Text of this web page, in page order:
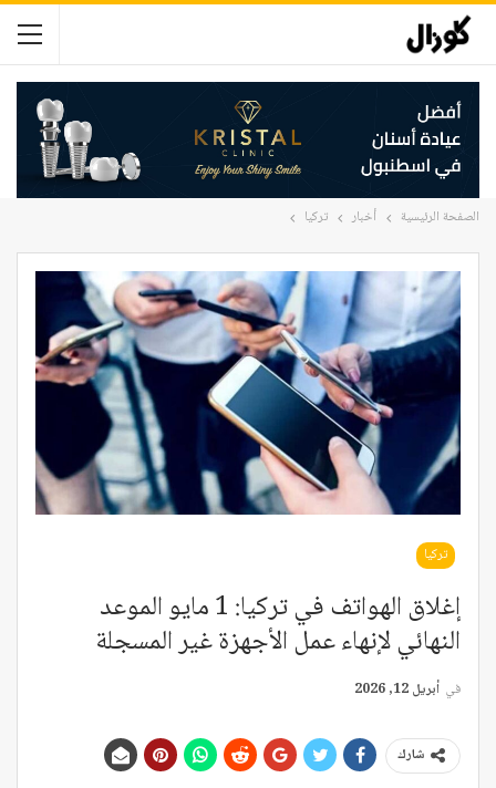
الصفحة الرئيسية أخبار تركيا
تركيا
إغلاق الهواتف في تركيا: 1 مايو الموعد
النهائي لإنهاء عمل الأجهزة غير المسجلة
في أبريل 12, 2026
شارك